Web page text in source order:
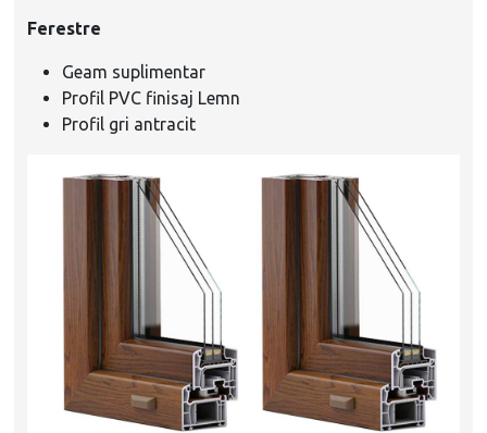
Ferestre
Geam suplimentar
Profil PVC finisaj Lemn
Profil gri antracit